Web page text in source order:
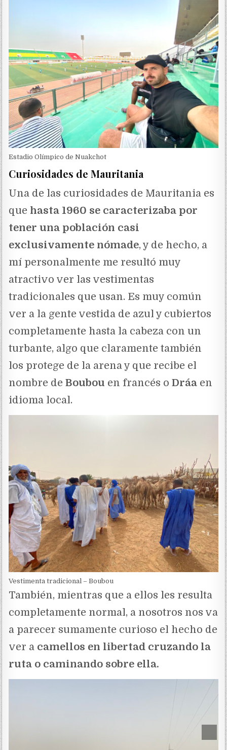
Estadio Olímpico de Nuakchot
Curiosidades de Mauritania
Una de las curiosidades de Mauritania es
que hasta 1960 se caracterizaba por
tener una población casi
exclusivamente nómade, y de hecho, a
mí personalmente me resultó muy
atractivo ver las vestimentas
tradicionales que usan. Es muy común
ver a la gente vestida de azul y cubiertos
completamente hasta la cabeza con un
turbante, algo que claramente también
los protege de la arena y que recibe el
nombre deBoubou en francés oDráa en
idioma local.
Vestimenta tradicional – Boubou
También, mientras que a ellos les resulta
completamente normal, a nosotros nos va
a parecer sumamente curioso el hecho de
ver a camellos en libertad cruzando la
ruta o caminando sobre ella.